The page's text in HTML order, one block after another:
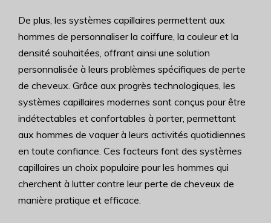
De plus, les systèmes capillaires permettent aux
hommes de personnaliser la coiffure, la couleur et la
densité souhaitées, offrant ainsi une solution
personnalisée à leurs problèmes spécifiques de perte
de cheveux. Grâce aux progrès technologiques, les
systèmes capillaires modernes sont conçus pour être
indétectables et confortables à porter, permettant
aux hommes de vaquer à leurs activités quotidiennes
en toute confiance. Ces facteurs font des systèmes
capillaires un choix populaire pour les hommes qui
cherchent à lutter contre leur perte de cheveux de
manière pratique et efficace.